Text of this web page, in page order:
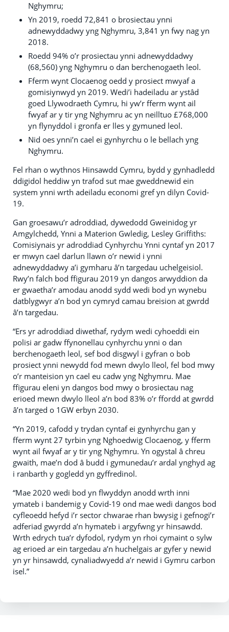
Nghymru;
Yn 2019, roedd 72,841 o brosiectau ynni
adnewyddadwy yng Nghymru, 3,841 yn fwy nag yn
2018.
Roedd 94% o’r prosiectau ynni adnewyddadwy
(68,560) yng Nghymru o dan berchenogaeth leol.
Fferm wynt Clocaenog oedd y prosiect mwyaf a
gomisiynwyd yn 2019. Wedi’i hadeiladu ar ystâd
goed Llywodraeth Cymru, hi yw’r fferm wynt ail
fwyaf ar y tir yng Nghymru ac yn neilltuo £768,000
yn flynyddol i gronfa er lles y gymuned leol.
Nid oes ynni’n cael ei gynhyrchu o le bellach yng
Nghymru.
Fel rhan o wythnos Hinsawdd Cymru, bydd y gynhadledd
ddigidol heddiw yn trafod sut mae gweddnewid ein
system ynni wrth adeiladu economi gref yn dilyn Covid-
19.
Gan groesawu’r adroddiad, dywedodd Gweinidog yr
Amgylchedd, Ynni a Materion Gwledig, Lesley Griffiths:
Comisiynais yr adroddiad Cynhyrchu Ynni cyntaf yn 2017
er mwyn cael darlun llawn o’r newid i ynni
adnewyddadwy a’i gymharu â’n targedau uchelgeisiol.
Rwy’n falch bod ffigurau 2019 yn dangos arwyddion da
er gwaetha’r amodau anodd sydd wedi bod yn wynebu
datblygwyr a’n bod yn cymryd camau breision at gwrdd
â’n targedau.
“Ers yr adroddiad diwethaf, rydym wedi cyhoeddi ein
polisi ar gadw ffynonellau cynhyrchu ynni o dan
berchenogaeth leol, sef bod disgwyl i gyfran o bob
prosiect ynni newydd fod mewn dwylo lleol, fel bod mwy
o’r manteision yn cael eu cadw yng Nghymru. Mae
ffigurau eleni yn dangos bod mwy o brosiectau nag
erioed mewn dwylo lleol a’n bod 83% o’r ffordd at gwrdd
â’n targed o 1GW erbyn 2030.
“Yn 2019, cafodd y trydan cyntaf ei gynhyrchu gan y
fferm wynt 27 tyrbin yng Nghoedwig Clocaenog, y fferm
wynt ail fwyaf ar y tir yng Nghymru. Yn ogystal â chreu
gwaith, mae’n dod â budd i gymunedau’r ardal ynghyd ag
i ranbarth y gogledd yn gyffredinol.
“Mae 2020 wedi bod yn flwyddyn anodd wrth inni
ymateb i bandemig y Covid-19 ond mae wedi dangos bod
cyfleoedd hefyd i’r sector chwarae rhan bwysig i gefnogi’r
adferiad gwyrdd a’n hymateb i argyfwng yr hinsawdd.
Wrth edrych tua’r dyfodol, rydym yn rhoi cymaint o sylw
ag erioed ar ein targedau a’n huchelgais ar gyfer y newid
yn yr hinsawdd, cynaliadwyedd a’r newid i Gymru carbon
isel.”